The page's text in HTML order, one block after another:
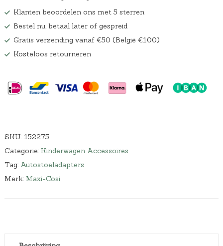
a
s
:
€
9
9
.
Klanten beoordelen ons met 5 sterren
Bestel nu, betaal later of gespreid
Gratis verzending vanaf €50 (België €100)
Kosteloos retourneren
SKU: 152275
Categorie: Kinderwagen Accessoires
Tag: Autostoeladapters
Merk: Maxi-Cosi